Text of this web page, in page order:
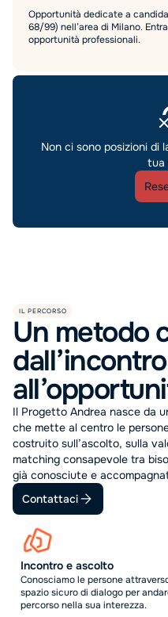
Opportunità dedicate a
68/99) nell’area di Milano.
opportunità professionali.
Non ci sono posizioni di
tua
IL PERCORSO
Un metodo
Il Progetto Andrea nasce da
che mette al centro le
costruito sull’ascolto, sulla
matching consapevole tra
già conosciute e
Contattaci
Incontro e ascolto
Conosciamo le persone
spazio sicuro di dialogo per
percorso nella sua interezza.